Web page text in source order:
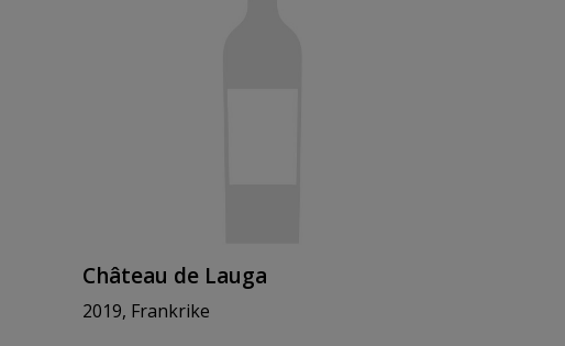
Château de Lauga
2019, Frankrike